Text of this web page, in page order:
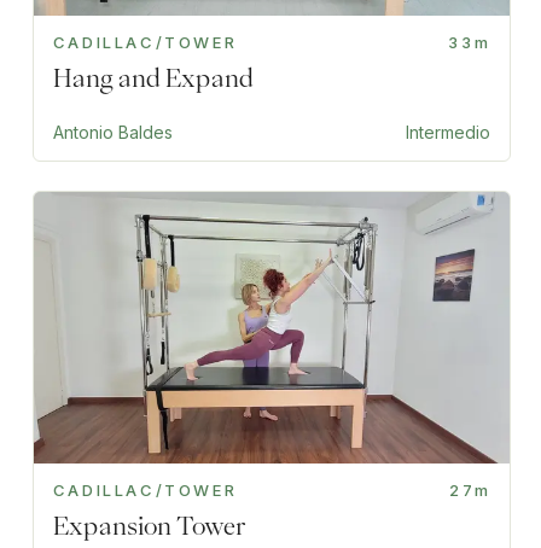
CADILLAC/TOWER 33m
Hang and Expand
Antonio Baldes Intermedio
CADILLAC/TOWER 27m
Expansion Tower